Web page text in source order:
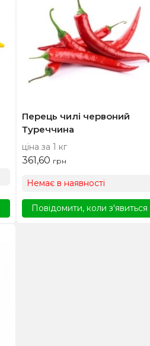
Перець чилі червоний
Туреччина
ціна за 1 кг
361,60 грн
Немає в наявності
Повідомити, коли з'явиться